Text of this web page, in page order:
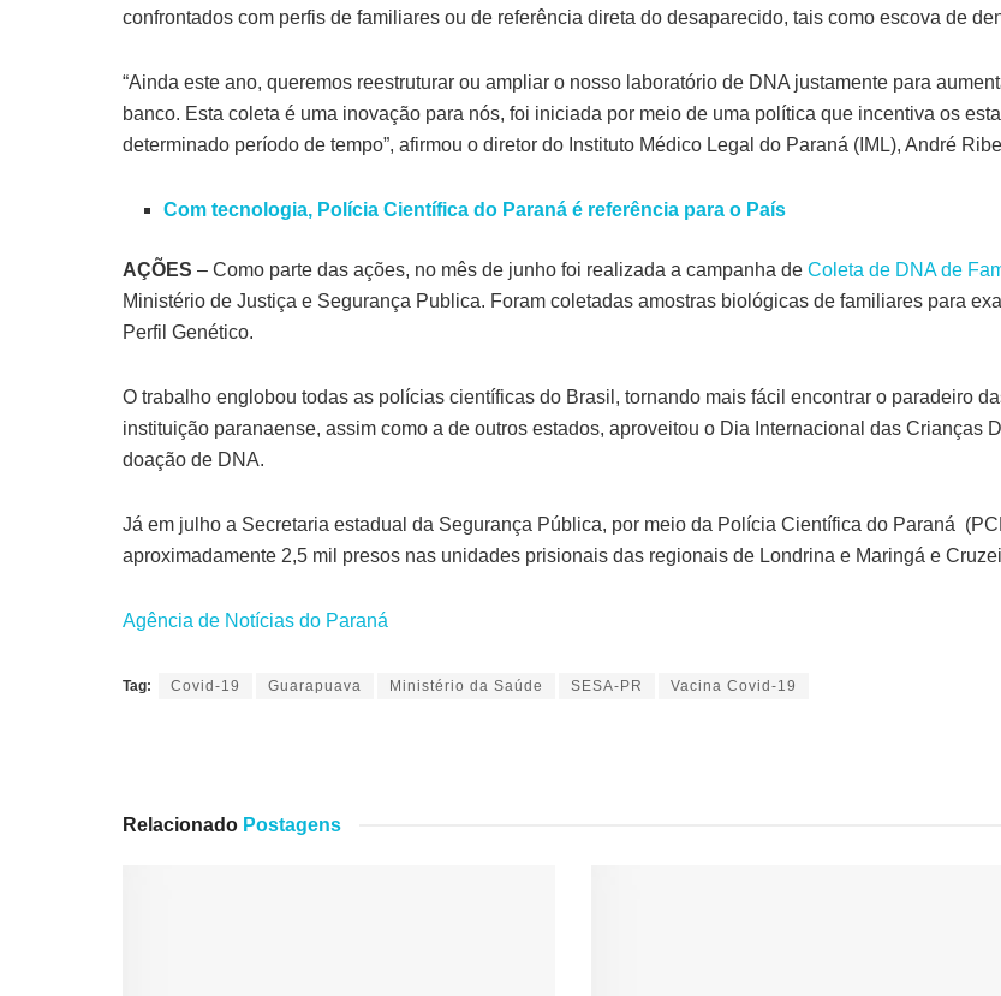
confrontados com perfis de familiares ou de referência direta do desaparecido, tais como escova de
“Ainda este ano, queremos reestruturar ou ampliar o nosso laboratório de DNA justamente para
banco. Esta coleta é uma inovação para nós, foi iniciada por meio de uma política que incentiva os
determinado período de tempo”, afirmou o diretor do Instituto Médico Legal do Paraná (IML), André
Com tecnologia, Polícia Científica do Paraná é referência para o País
AÇÕES – Como parte das ações, no mês de junho foi realizada a campanha de Coleta de DNA de
Ministério de Justiça e Segurança Publica. Foram coletadas amostras biológicas de familiares para
Perfil Genético.
O trabalho englobou todas as polícias científicas do Brasil, tornando mais fácil encontrar o paradeiro
instituição paranaense, assim como a de outros estados, aproveitou o Dia Internacional das Crianças
doação de DNA.
Já em julho a Secretaria estadual da Segurança Pública, por meio da Polícia Científica do Paraná
aproximadamente 2,5 mil presos nas unidades prisionais das regionais de Londrina e Maringá e
Agência de Notícias do Paraná
Tag: Covid-19 Guarapuava Ministério da Saúde SESA-PR Vacina Covid-19
Relacionado Postagens